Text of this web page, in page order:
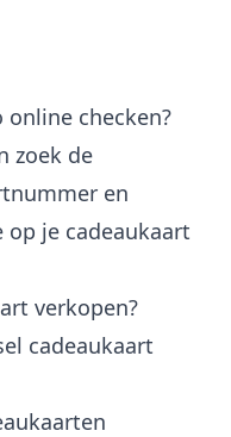
checken?
zoek de
en
je cadeaukaart
verkopen?
cadeaukaart